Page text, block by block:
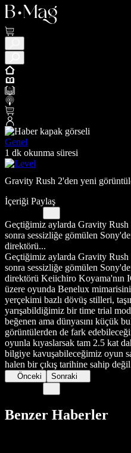
Genel
1 dk okunma süresi
Gravity Rush 2'den yeni
İçeriği Paylaş
Geçtiğimiz aylarda Gravity Rush
sonra sessizliğe gömülen
direktörü...
Geçtiğimiz aylarda Gravity Rush
sonra sessizliğe gömülen
direktörü Keiichiro Koyama'nın
üzere oyunda Benelux
yerçekimi bazlı dövüş stilleri,
yarışabildiğimiz bir time trial
beğenen ama dünyasını küçük
görüntülerden de fark
oyunla kıyaslarsak tam 2.5 kat
bilgiye kavuşabileceğimiz oyun
halen bir çıkış tarihine sahip
Önceki Sonraki
Benzer Haberler